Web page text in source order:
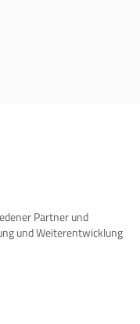
Partner und
und Weiterentwicklung